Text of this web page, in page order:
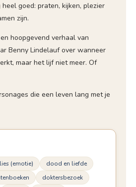
goed: praten, kijken, plezier
zijn.
hoopgevend verhaal van
Benny Lindelauf over wanneer
maar het lijf niet meer. Of
die een leven lang met je
(emotie)
dood en liefde
doktersbezoek